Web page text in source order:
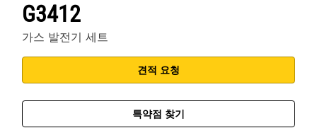
G3412
가스 발전기 세트
견적 요청
특약점 찾기